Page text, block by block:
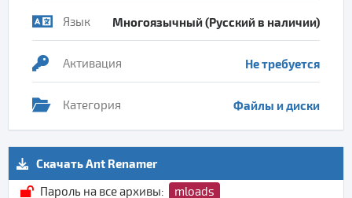
Язык Многоязычный (Русский в наличии)
Активация Не требуется
Категория Файлы и диски
Скачать Ant Renamer
Пароль на все архивы:
mloads